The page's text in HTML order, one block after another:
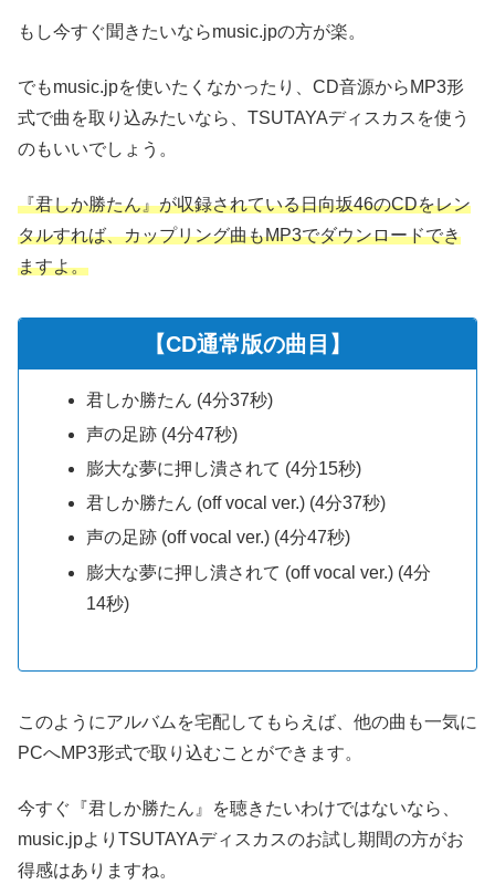
もし今すぐ聞きたいならmusic.jpの方が楽。
でもmusic.jpを使いたくなかったり、CD音源からMP3形
式で曲を取り込みたいなら、TSUTAYAディスカスを使う
のもいいでしょう。
『君しか勝たん』が収録されている日向坂46のCDをレン
タルすれば、カップリング曲もMP3でダウンロードでき
ますよ。
【CD通常版の曲目】
君しか勝たん (4分37秒)
声の足跡 (4分47秒)
膨大な夢に押し潰されて (4分15秒)
君しか勝たん (off vocal ver.) (4分37秒)
声の足跡 (off vocal ver.) (4分47秒)
膨大な夢に押し潰されて (off vocal ver.) (4分
14秒)
このようにアルバムを宅配してもらえば、他の曲も一気に
PCへMP3形式で取り込むことができます。
今すぐ『君しか勝たん』を聴きたいわけではないなら、
music.jpよりTSUTAYAディスカスのお試し期間の方がお
得感はありますね。